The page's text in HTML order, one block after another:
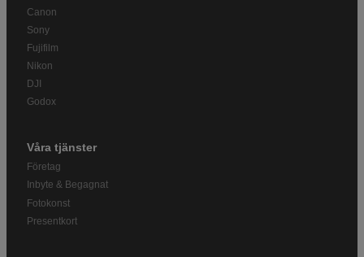
Canon
Sony
Fujifilm
Nikon
DJI
Godox
Våra tjänster
Företag
Inbyte & Begagnat
Fotokonst
Presentkort